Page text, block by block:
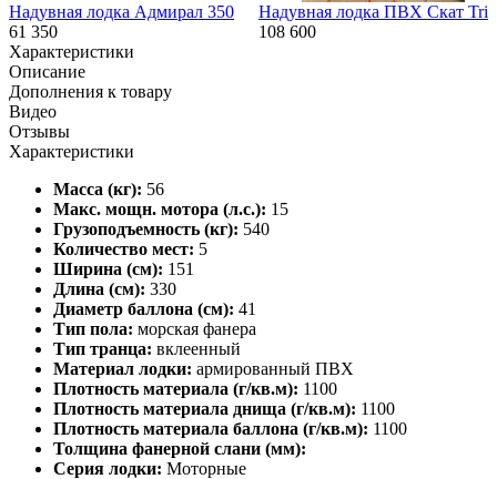
Надувная лодка Адмирал 350
61 350
Надувная лодка ПВХ Скат
108 600
Характеристики
Описание
Дополнения к товару
Видео
Отзывы
Характеристики
Масса (кг): 56
Макс. мощн. мотора (л.с.): 15
Грузоподъемность (кг): 540
Количество мест: 5
Ширина (см): 151
Длина (см): 330
Диаметр баллона (см): 41
Тип пола: морская фанера
Тип транца: вклеенный
Материал лодки: армированный ПВХ
Плотность материала (г/кв.м): 1100
Плотность материала днища (г/кв.м): 1100
Плотность материала баллона (г/кв.м): 1100
Толщина фанерной слани (мм):
Серия лодки: Моторные